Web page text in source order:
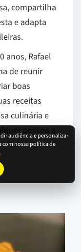
audiência e personalizar
com nossa política de
.
compartilha
e adapta
anos, Rafael
de reunir
boas
receitas
culinária e
pessoa a